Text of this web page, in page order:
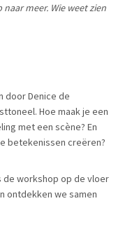
meer. Wie weet zien
door Denice de
Hoe maak je een
met een scène? En
betekenissen creëren?
de workshop op de vloer
ontdekken we samen